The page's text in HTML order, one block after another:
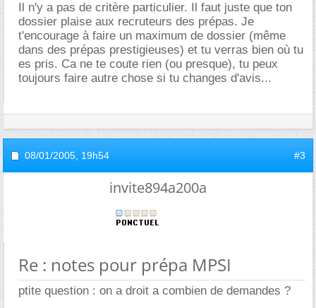
Il n'y a pas de critère particulier. Il faut juste que ton
dossier plaise aux recruteurs des prépas. Je
t'encourage à faire un maximum de dossier (même
dans des prépas prestigieuses) et tu verras bien où tu
es pris. Ca ne te coute rien (ou presque), tu peux
toujours faire autre chose si tu changes d'avis...
08/01/2005, 19h54 #3
invite894a200a
Re : notes pour prépa MPSI
ptite question : on a droit a combien de demandes ?